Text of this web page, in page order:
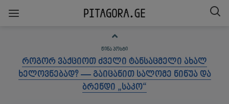
ᲬᲘᲜᲐ ᲞᲝᲡᲢᲘ
როგორ ვაქციოთ ძველი ტანსაცმელი ახალ
ხელოვნებად? — გაიცანით სალომე ნინუა და
ბრენდი „საკო“